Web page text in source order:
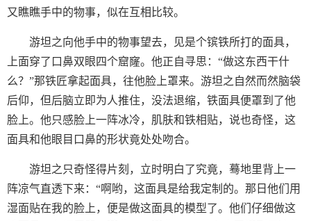
又瞧瞧手中的物事，似在互相比较。
游坦之向他手中的物事望去，见是个镔铁所打的面具，
上面穿了口鼻双眼四个窟窿。他正自寻思：“做这东西干什
么？”那铁匠拿起面具，往他脸上罩来。游坦之自然而然脑袋
后仰，但后脑立即为人推住，没法退缩，铁面具便罩到了他
脸上。他只感脸上一阵冰冷，肌肤和铁相贴，说也奇怪，这
面具和他眼目口鼻的形状竟处处吻合。
游坦之只奇怪得片刻，立时明白了究竟，蓦地里背上一
阵凉气直透下来：“啊哟，这面具是给我定制的。那日他们用
湿面贴在我的脸上，便是做这面具的模型了。他们仔细做这